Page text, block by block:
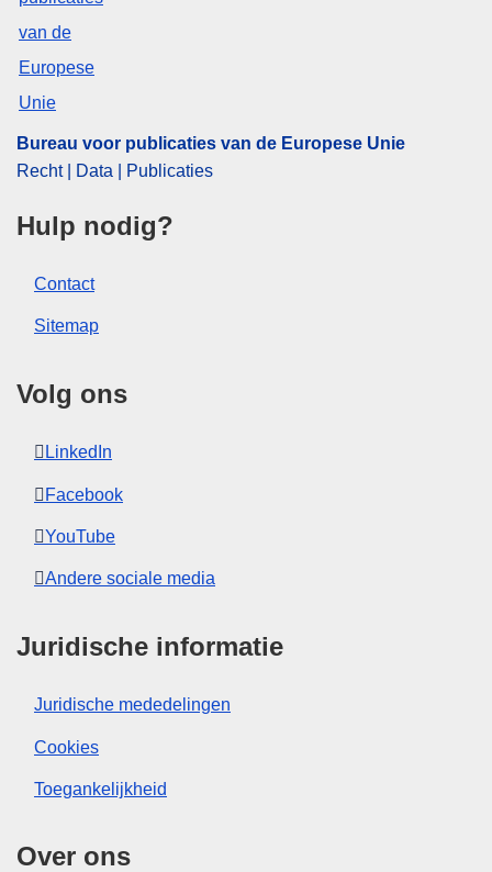
Bureau voor publicaties van de Europese Unie
Recht | Data | Publicaties
Hulp nodig?
Contact
Sitemap
Volg ons
LinkedIn
Facebook
YouTube
Andere sociale media
Juridische informatie
Juridische mededelingen
Cookies
Toegankelijkheid
Over ons